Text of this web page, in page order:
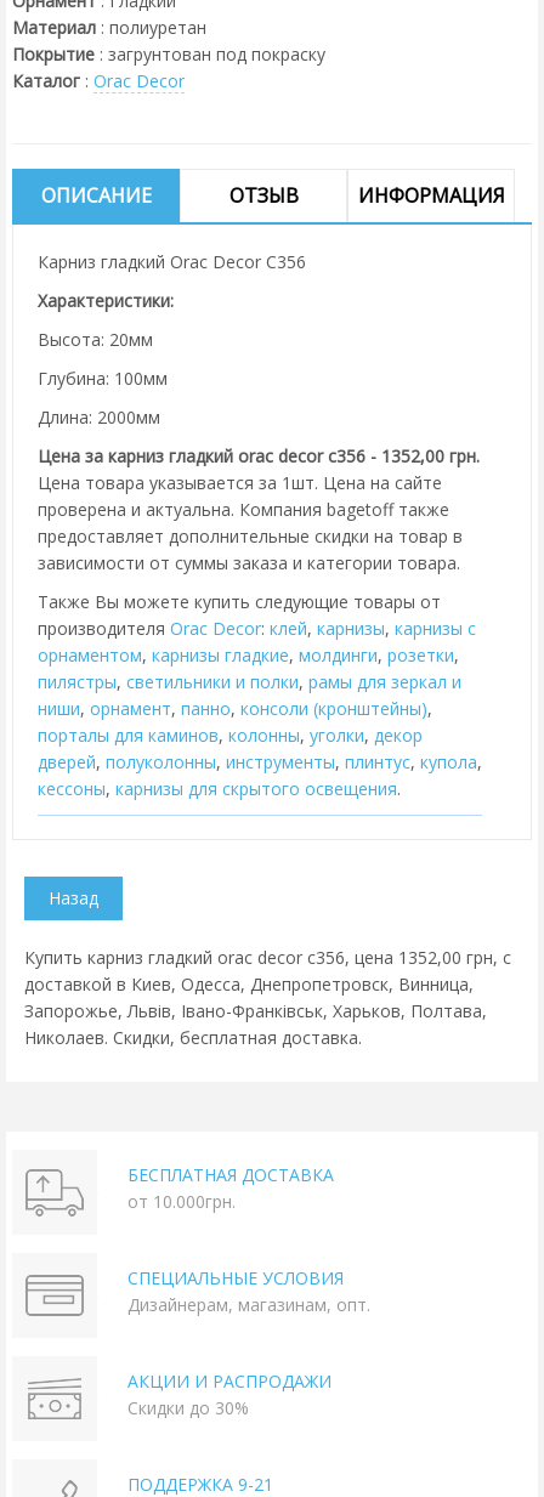
Материал : полиуретан
Покрытие : загрунтован под покраску
Каталог : Orac Decor
ОПИСАНИЕ ОТЗЫВ ИНФОРМАЦИЯ
Карниз гладкий Orac Decor C356
Характеристики:
Высота: 20мм
Глубина: 100мм
Длина: 2000мм
Цена за карниз гладкий orac decor c356 - 1352,00 грн.
Цена товара указывается за 1шт. Цена на сайте
проверена и актуальна. Компания bagetoff также
предоставляет дополнительные скидки на товар в
зависимости от суммы заказа и категории товара.
Также Вы можете купить следующие товары от
производителя Orac Decor: клей, карнизы, карнизы с
орнаментом, карнизы гладкие, молдинги, розетки,
пилястры, cветильники и полки, рамы для зеркал и
ниши, орнамент, панно, консоли (кронштейны),
порталы для каминов, колонны, уголки, декор
дверей, полуколонны, инструменты, плинтус, купола,
кессоны, карнизы для скрытого освещения.
Купить карниз гладкий orac decor c356, цена 1352,00 грн, с
доставкой в Киев, Одесса, Днепропетровск, Винница,
Запорожье, Львів, Івано-Франківськ, Харьков, Полтава,
Николаев. Скидки, бесплатная доставка.
БЕСПЛАТНАЯ ДОСТАВКА
от 10.000грн.
СПЕЦИАЛЬНЫЕ УСЛОВИЯ
Дизайнерам, магазинам, опт.
АКЦИИ И РАСПРОДАЖИ
Скидки до 30%
ПОДДЕРЖКА 9-21